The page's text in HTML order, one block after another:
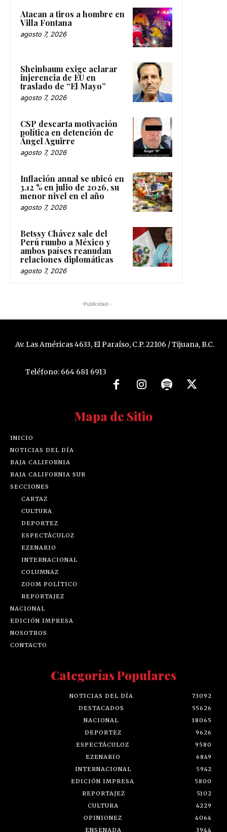
Atacan a tiros a hombre en
Villa Fontana
agosto 7, 2026
Sheinbaum exige aclarar
injerencia de EU en
traslado de “El Mayo”
agosto 7, 2026
CSP descarta motivación
política en detención de
Ángel Aguirre
agosto 7, 2026
Inflación anual se ubicó en
3.12 % en julio de 2026, su
menor nivel en el año
agosto 7, 2026
Betssy Chávez sale del
Perú rumbo a México y
ambos países reanudan
relaciones diplomáticas
agosto 7, 2026
-Publicidad -
Av. Las Américas 4633, El Paraíso, C.P. 22106 / Tijuana, B.C.
Teléfono: 664 681 6913
Mapa de Sitio
INICIO
NOTICIAS DEL DÍA
BAJA CALIFORNIA
BAJA CALIFORNIA SUR
SECCIONES
CARTAZ
CULTURA
DEPORTEZ
ESPECTÁCULOZ
EZENARIO
INTERNACIONAL
COLUMNAZ
ZOOM POLÍTICO
REPORTAJEZ
NACIONAL
EDICIÓN IMPRESA
NOSOTROS
CONTACTO
Categorías Populares
NOTICIAS DEL DÍA
73092
DESTACADOS
55626
NACIONAL
18065
DEPORTEZ
9626
ESPECTÁCULOZ
9580
EZENARIO
6849
INTERNACIONAL
5942
EDICIÓN IMPRESA
5800
REPORTAJEZ
5102
CULTURA
4229
OPINIONEZ
4064
ENSENADA
3944